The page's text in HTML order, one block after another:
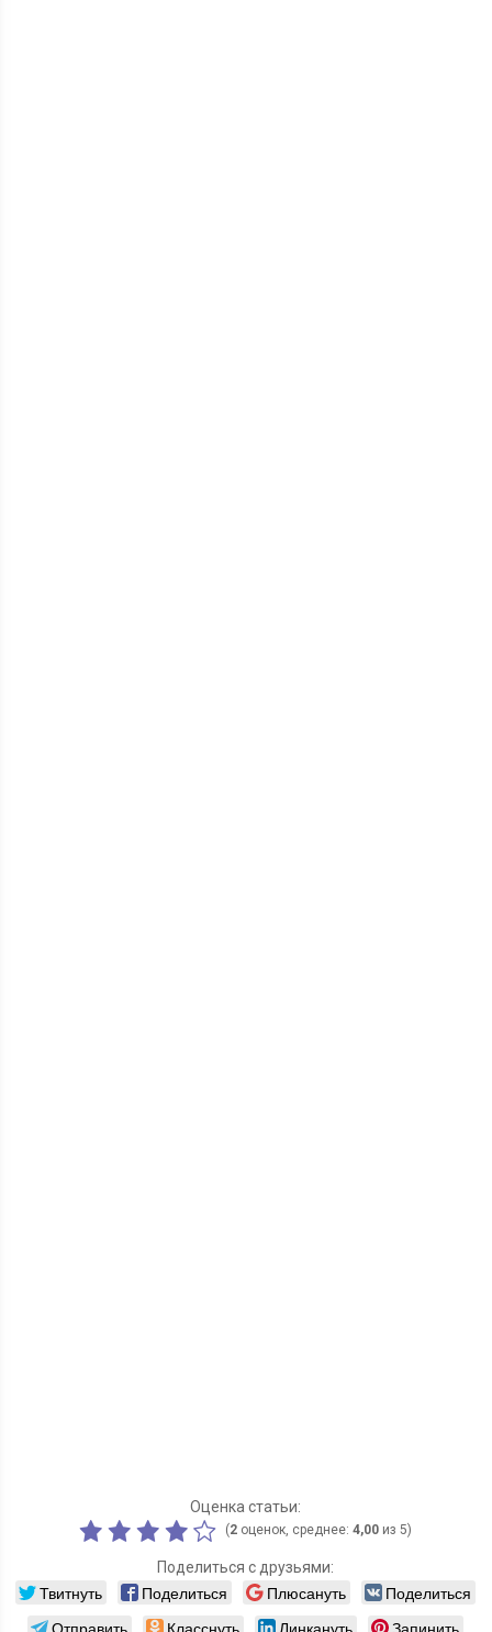
Оценка статьи:
(2 оценок, среднее:4,00 из 5)
Поделиться с друзьями:
Твитнуть Поделиться Плюсануть
Поделиться